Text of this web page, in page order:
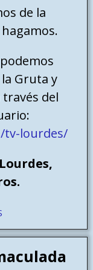
de la
Gruta y
del
tv-lourdes/